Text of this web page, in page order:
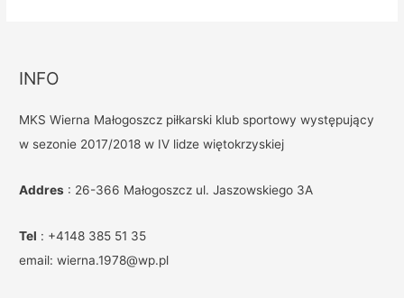
INFO
MKS Wierna Małogoszcz piłkarski klub sportowy występujący
w sezonie 2017/2018 w IV lidze więtokrzyskiej
Addres : 26-366 Małogoszcz ul. Jaszowskiego 3A
Tel : +4148 385 51 35
email: wierna.1978@wp.pl